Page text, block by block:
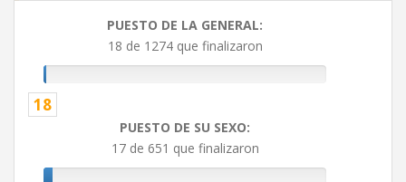
PUESTO DE LA GENERAL:
18 de 1274 que finalizaron
18
PUESTO DE SU SEXO:
17 de 651 que finalizaron